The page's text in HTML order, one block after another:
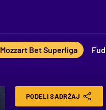
Mozzart Bet Superliga
PODELI SADRŽAJ